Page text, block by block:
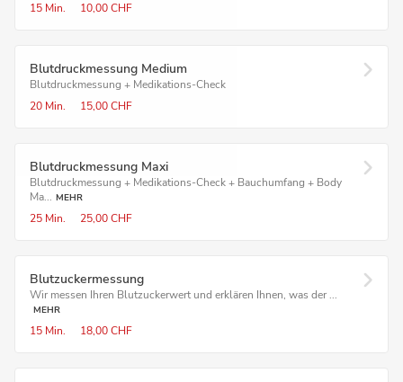
15 Min.
10,00 CHF
Blutdruckmessung Medium
Blutdruckmessung + Medikations-Check
20 Min.
15,00 CHF
Blutdruckmessung Maxi
Blutdruckmessung + Medikations-Check + Bauchumfang + Body
Ma... MEHR
25 Min. 25,00 CHF
Blutzucker­messung
Wir messen Ihren Blutzuckerwert und erklären Ihnen, was der ...
MEHR
15 Min. 18,00 CHF